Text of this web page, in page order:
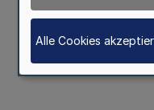
in
Alle Cookies